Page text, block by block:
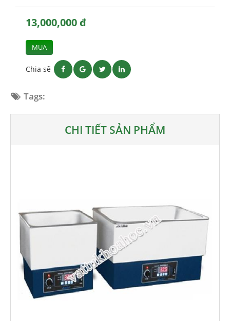
13,000,000 đ
MUA
Chia sẽ
Tags:
CHI TIẾT SẢN PHẨM